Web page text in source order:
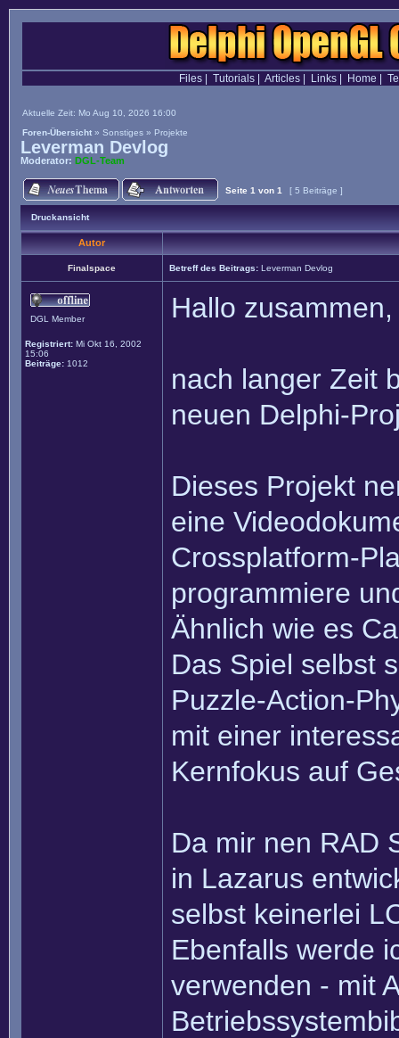
Files| Tutorials| Articles| Links| Home
Aktuelle Zeit: Mo Aug 10, 2026 16:00
Foren-Übersicht » Sonstiges » Projekte
Leverman Devlog
Moderator: DGL-Team
Seite 1 von 1 [ 5 Beiträge ]
Druckansicht
Autor
Finalspace Betreff des Beitrags: Leverman Devlog
DGL Member
Registriert: Mi Okt 16, 2002
15:06
Beiträge: 1012
Hallo zusammen,
nach langer Zeit
neuen Delphi-
Dieses Projekt
eine
Crossplatform-
programmiere
Ähnlich wie es
Das Spiel selbst
Puzzle-Action-
mit einer
Kernfokus auf
Da mir nen RAD
in Lazarus
selbst keinerlei
Ebenfalls werde
verwenden - mit